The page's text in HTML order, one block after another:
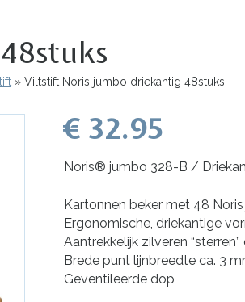
Viltstift Noris jumbo driekantig 48stuks
€ 32.95
Noris® jumbo 328-B /
Kartonnen beker met 48
Ergonomische, driekantige
Aantrekkelijk zilveren “sterren”
Brede punt lijnbreedte ca. 3
Geventileerde dop